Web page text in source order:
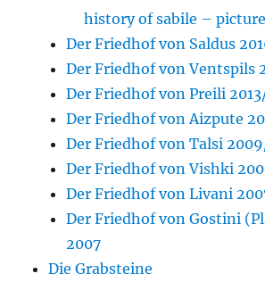
history of sabile –
Der Friedhof von Saldus
Der Friedhof von Ventspils
Der Friedhof von Preili
Der Friedhof von Aizpute
Der Friedhof von Talsi
Der Friedhof von Vishki
Der Friedhof von Livani
Der Friedhof von Gostini
2007
Die Grabsteine